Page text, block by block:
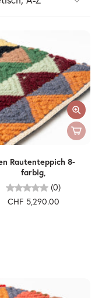
Rautenteppich 8-
farbig,
(0)
CHF 5,290.00